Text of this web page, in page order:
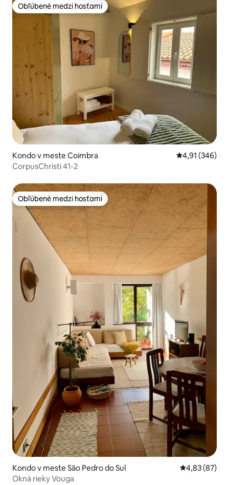
Obľúbené medzi hosťami
Obľúbené medzi hosťami
Kondo v meste Coimbra Priemerné
4,91 (346)
CorpusChristi 41-2
Obľúbené medzi hosťami
Obľúbené medzi hosťami
Kondo v meste São Pedro do Sul Priemerné
4,83 (87)
Okná rieky Vouga